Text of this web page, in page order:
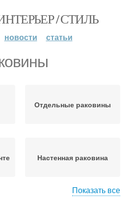
/ СТИЛЬ
новости статьи
Отдельные раковины
Настенная раковина
Показать все